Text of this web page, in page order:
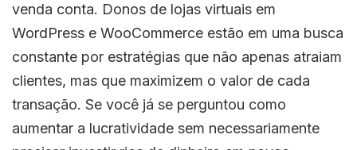
venda conta. Donos de lojas virtuais em
WordPress e WooCommerce estão em uma busca
constante por estratégias que não apenas atraiam
clientes, mas que maximizem o valor de cada
transação. Se você já se perguntou como
aumentar a lucratividade sem necessariamente